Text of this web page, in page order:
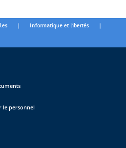
| Informatique et libertés |
le personnel